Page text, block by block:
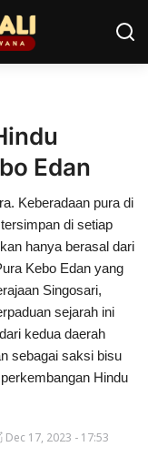
Edan
Keberadaan pura di
di setiap
hanya berasal dari
Kebo Edan yang
Singosari,
sejarah ini
kedua daerah
sebagai saksi bisu
Hindu
Dec 17, 2023 - 17:53